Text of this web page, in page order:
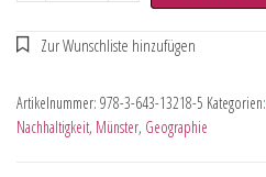
Artikelnummer: 978-3-643-13218-5 Kategorien:
Nachhaltigkeit, Münster, Geographie